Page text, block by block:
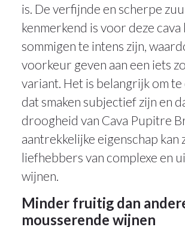
is. De verfijnde en scherpe
kenmerkend is voor deze cava
sommigen te intens zijn,
voorkeur geven aan een iets
variant. Het is belangrijk om
dat smaken subjectief zijn en
droogheid van Cava Pupitre
aantrekkelijke eigenschap kan
liefhebbers van complexe en
wijnen.
Minder fruitig dan
mousserende wijnen